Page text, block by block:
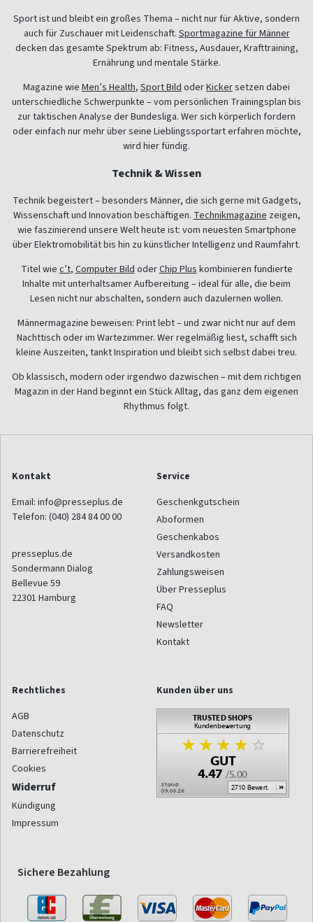
Sport ist und bleibt ein großes Thema – nicht nur für Aktive, sondern
auch für Zuschauer mit Leidenschaft. Sportmagazine für Männer
decken das gesamte Spektrum ab: Fitness, Ausdauer, Krafttraining,
Ernährung und mentale Stärke.
Magazine wie Men’s Health, Sport Bild oderKickersetzen dabei
unterschiedliche Schwerpunkte – vom persönlichen Trainingsplan bis
zur taktischen Analyse der Bundesliga. Wer sich körperlich fordern
oder einfach nur mehr über seine Lieblingssportart erfahren möchte,
wird hier fündig.
Technik & Wissen
Technik begeistert – besonders Männer, die sich gerne mit Gadgets,
Wissenschaft und Innovation beschäftigen. Technikmagazine zeigen,
wie faszinierend unsere Welt heute ist: vom neuesten Smartphone
über Elektromobilität bis hin zu künstlicher Intelligenz und Raumfahrt.
Titel wie c’t, Computer Bild oderChip Plus kombinieren fundierte
Inhalte mit unterhaltsamer Aufbereitung – ideal für alle, die beim
Lesen nicht nur abschalten, sondern auch dazulernen wollen.
Männermagazine beweisen: Print lebt – und zwar nicht nur auf dem
Nachttisch oder im Wartezimmer. Wer regelmäßig liest, schafft sich
kleine Auszeiten, tankt Inspiration und bleibt sich selbst dabei treu.
Ob klassisch, modern oder irgendwo dazwischen – mit dem richtigen
Magazin in der Hand beginnt ein Stück Alltag, das ganz dem eigenen
Rhythmus folgt.
Kontakt
Email: info@presseplus.de
Telefon: (040) 284 84 00 00
presseplus.de
Sondermann Dialog
Bellevue 59
22301 Hamburg
Service
Geschenkgutschein
Aboformen
Geschenkabos
Versandkosten
Zahlungsweisen
Über Presseplus
FAQ
Newsletter
Kontakt
Rechtliches
AGB
Datenschutz
Barrierefreiheit
Cookies
Widerruf
Kündigung
Impressum
Kunden über uns
Sichere Bezahlung